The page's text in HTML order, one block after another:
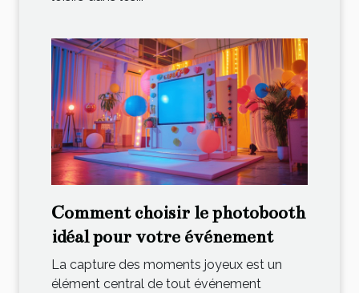
Comment choisir le photobooth
idéal pour votre événement
La capture des moments joyeux est un
élément central de tout événement